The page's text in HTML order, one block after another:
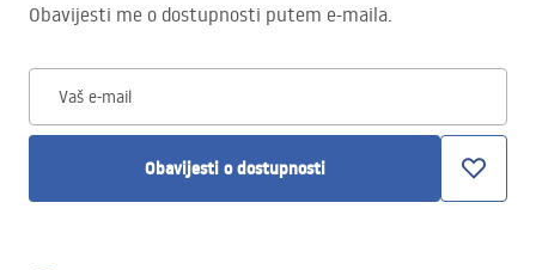
Obavijesti me o dostupnosti putem e-maila.
Vaš e-mail
Obavijesti o dostupnosti